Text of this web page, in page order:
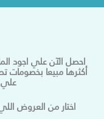
احصل الآن علي اجود
اختار من العروض